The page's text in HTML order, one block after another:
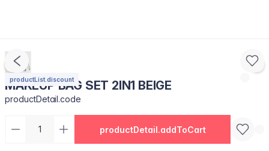
productList.discount
MAKEUP BAG SET 2IN1 BEIGE
productDetail.code
productDetail.addToCart